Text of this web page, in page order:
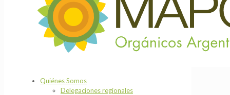
Quiénes Somos
Delegaciones regionales